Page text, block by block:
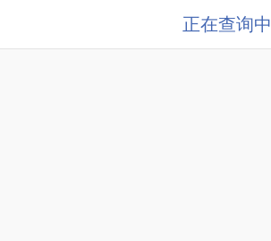
正在查询中